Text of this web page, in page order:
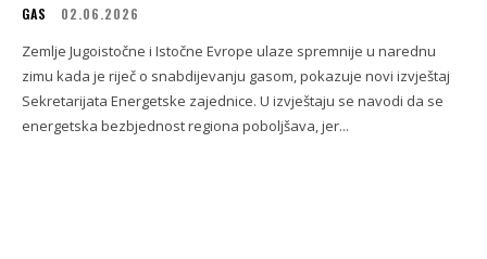
GAS 02.06.2026
Zemlje Jugoistočne i Istočne Evrope ulaze spremnije u narednu
zimu kada je riječ o snabdijevanju gasom, pokazuje novi izvještaj
Sekretarijata Energetske zajednice. U izvještaju se navodi da se
energetska bezbjednost regiona poboljšava, jer...